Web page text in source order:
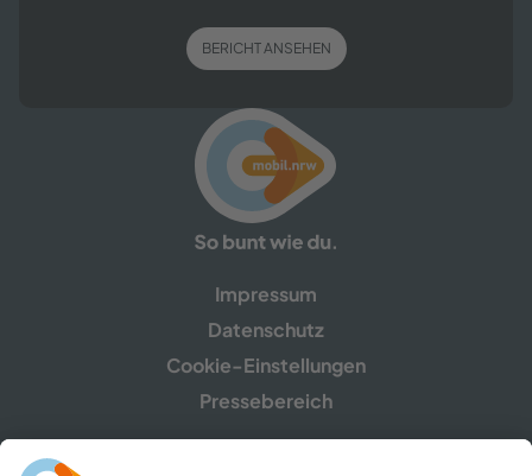
BERICHT ANSEHEN
Impressum
Datenschutz
Cookie-Einstellungen
Pressebereich